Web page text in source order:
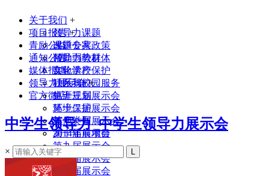
关于我们 +
领导力课题
课题专家
领导力教材
实验学校
联系我们
项目报告 +
改进公共政策
帮助弱势群体
文化遗产保护
社区与校园服务
生涯规划
环境保护
其他类型
2014年前项目
青励公益
通知公告
媒体报道
领导力展示会 +
第十三届展示会
第十二届展示会
第十一届展示会
第十届展示会
第九届展示会
第八届展示会
第七届展示会
官方微店
中学生领导力_中学生领导力展示会
×